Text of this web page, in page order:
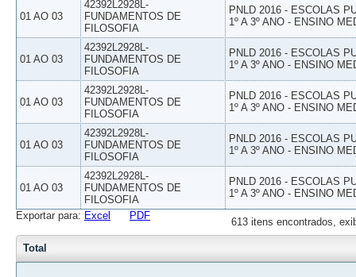
01 AO 03
42392L2928L-
FUNDAMENTOS DE
FILOSOFIA
PNLD 2016 - ESCOLAS
1º A 3º ANO - ENSINO
01 AO 03
42392L2928L-
FUNDAMENTOS DE
FILOSOFIA
PNLD 2016 - ESCOLAS
1º A 3º ANO - ENSINO
01 AO 03
42392L2928L-
FUNDAMENTOS DE
FILOSOFIA
PNLD 2016 - ESCOLAS
1º A 3º ANO - ENSINO
01 AO 03
42392L2928L-
FUNDAMENTOS DE
FILOSOFIA
PNLD 2016 - ESCOLAS
1º A 3º ANO - ENSINO
01 AO 03
42392L2928L-
FUNDAMENTOS DE
FILOSOFIA
PNLD 2016 - ESCOLAS
1º A 3º ANO - ENSINO
613 itens encontrados,
Exportar para: Excel PDF
Total